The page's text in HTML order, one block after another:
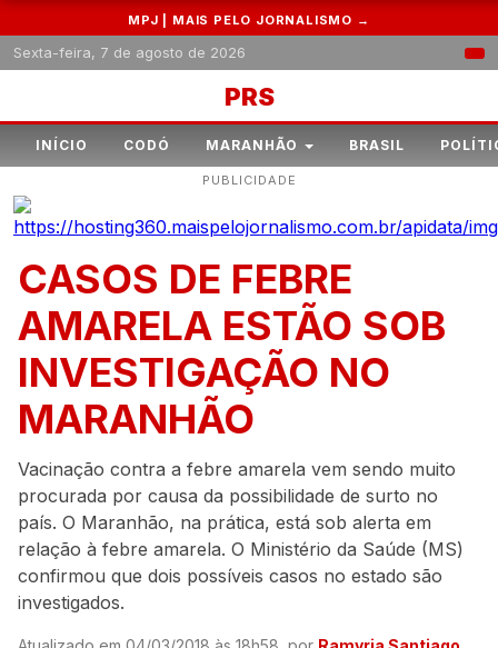
MPJ | MAIS PELO JORNALISMO →
Sexta-feira, 7 de agosto de 2026
PRS
INÍCIO CODÓ MARANHÃO BRASIL
PUBLICIDADE
CASOS DE FEBRE
AMARELA ESTÃO SOB
INVESTIGAÇÃO NO
MARANHÃO
Vacinação contra a febre amarela vem sendo muito
procurada por causa da possibilidade de surto no
país. O Maranhão, na prática, está sob alerta em
relação à febre amarela. O Ministério da Saúde (MS)
confirmou que dois possíveis casos no estado são
investigados.